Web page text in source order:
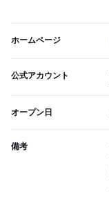
ホームページ
公式アカウント
オープン日
備考